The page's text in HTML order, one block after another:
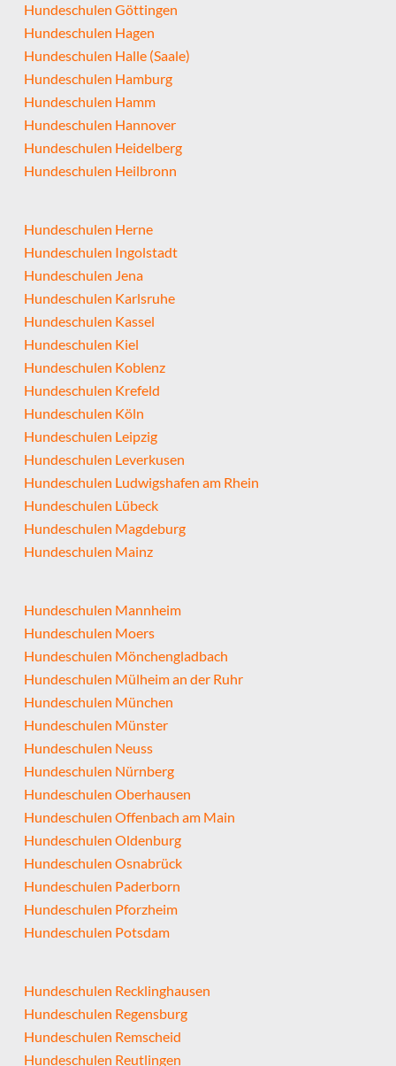
Hundeschulen Göttingen
Hundeschulen Hagen
Hundeschulen Halle (Saale)
Hundeschulen Hamburg
Hundeschulen Hamm
Hundeschulen Hannover
Hundeschulen Heidelberg
Hundeschulen Heilbronn
Hundeschulen Herne
Hundeschulen Ingolstadt
Hundeschulen Jena
Hundeschulen Karlsruhe
Hundeschulen Kassel
Hundeschulen Kiel
Hundeschulen Koblenz
Hundeschulen Krefeld
Hundeschulen Köln
Hundeschulen Leipzig
Hundeschulen Leverkusen
Hundeschulen Ludwigshafen am Rhein
Hundeschulen Lübeck
Hundeschulen Magdeburg
Hundeschulen Mainz
Hundeschulen Mannheim
Hundeschulen Moers
Hundeschulen Mönchengladbach
Hundeschulen Mülheim an der Ruhr
Hundeschulen München
Hundeschulen Münster
Hundeschulen Neuss
Hundeschulen Nürnberg
Hundeschulen Oberhausen
Hundeschulen Offenbach am Main
Hundeschulen Oldenburg
Hundeschulen Osnabrück
Hundeschulen Paderborn
Hundeschulen Pforzheim
Hundeschulen Potsdam
Hundeschulen Recklinghausen
Hundeschulen Regensburg
Hundeschulen Remscheid
Hundeschulen Reutlingen